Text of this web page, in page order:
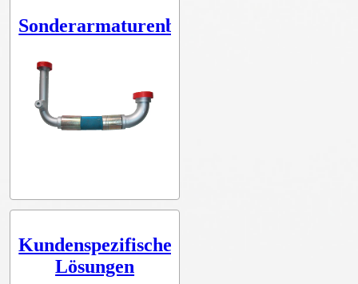
Sonderarmaturenbau
Kundenspezifische
Lösungen